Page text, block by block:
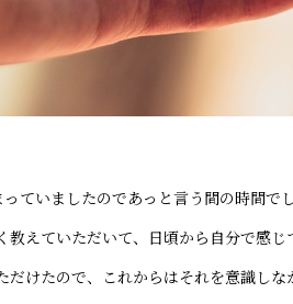
ていましたのであっと言う間の時間
えていただいて、日頃から自分で感
けたので、これからはそれを意識し